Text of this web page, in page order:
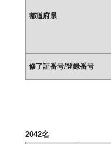
都道府県
修了証番号/登録番号
2042名